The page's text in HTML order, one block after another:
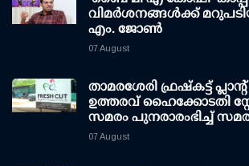
വിമര്‍ശനങ്ങള്‍ക്ക്
എം. ജോണ്‍
07 August
താമരശേരി ഫ്രഷ്കട്ട്
ഉത്തരവ് ഹൈക്കോടതി
സമരം പുനരാരംഭിച്ച്
07 August